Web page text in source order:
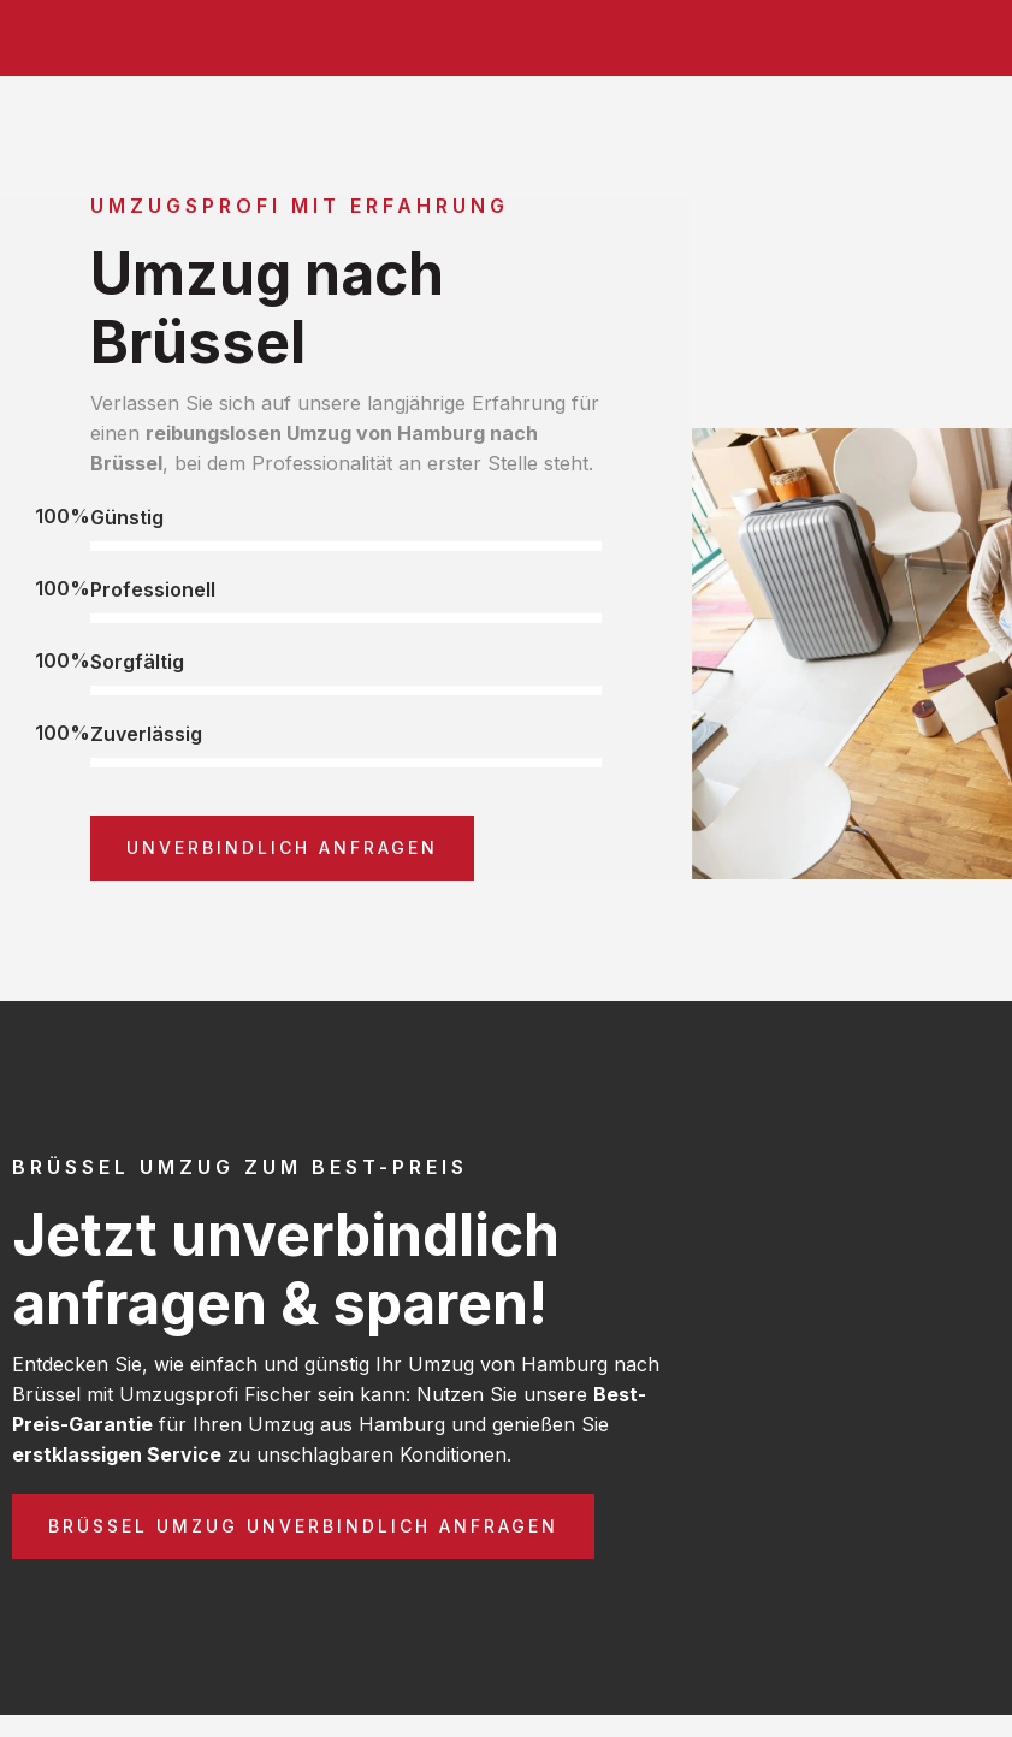
UMZUGSPROFI MIT ERFAHRUNG
Umzug nach
Brüssel
Verlassen Sie sich auf unsere langjährige Erfahrung für
einen reibungslosen Umzug von Hamburg nach
Brüssel, bei dem Professionalität an erster Stelle steht.
Günstig
100%
Professionell
100%
Sorgfältig
100%
Zuverlässig
100%
UNVERBINDLICH ANFRAGEN
BRÜSSEL UMZUG ZUM BEST-PREIS
Jetzt unverbindlich
anfragen & sparen!
Entdecken Sie, wie einfach und günstig Ihr Umzug von Hamburg nach
Brüssel mit Umzugsprofi Fischer sein kann: Nutzen Sie unsere Best-
Preis-Garantie für Ihren Umzug aus Hamburg und genießen Sie
erstklassigen Service zu unschlagbaren Konditionen.
BRÜSSEL UMZUG UNVERBINDLICH ANFRAGEN